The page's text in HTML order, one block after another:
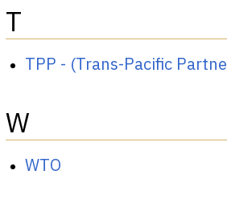
T
TPP - (Trans-Pacific
W
WTO